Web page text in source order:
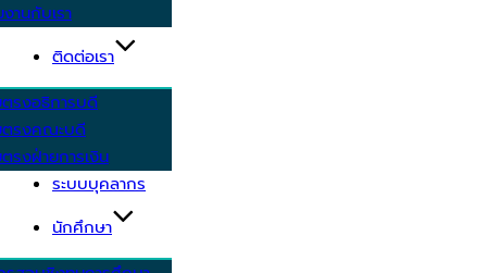
านกับเรา
ติดต่อเรา
รงอธิการบดี
ตรงคณะบดี
รงฝ่ายการเงิน
ระบบบุคลากร
นักศึกษา